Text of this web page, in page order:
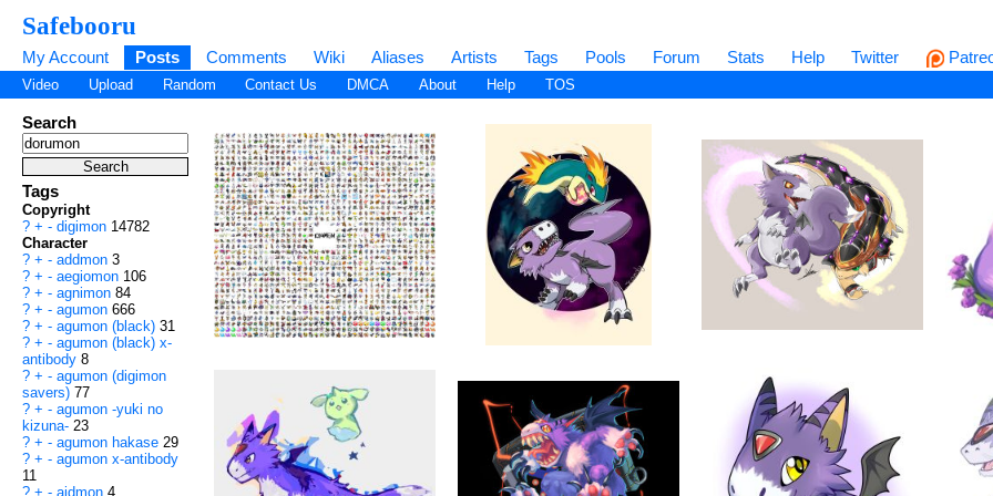
Safebooru
My Account Posts Comments Wiki Aliases Artists Tags Pools Forum Stats Help Twitter
Video Upload Random Contact Us DMCA About Help TOS
Search
Tags
Copyright
? + - digimon 14782
Character
? + - addmon 3
? + - aegiomon 106
? + - agnimon 84
? + - agumon 666
? + - agumon (black) 31
? + - agumon (black) x-
antibody 8
? + - agumon (digimon
savers) 77
? + - agumon -yuki no
kizuna- 23
? + - agumon hakase 29
? + - agumon x-antibody
11
? + - aidmon 4